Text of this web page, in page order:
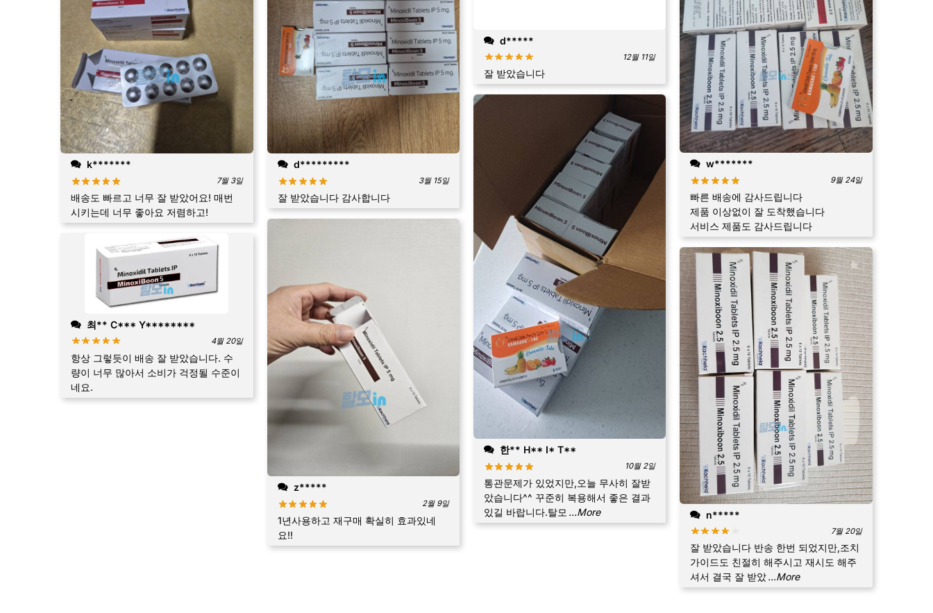
k*******
7월 3일
배송도 빠르고 너무 잘 받았어요! 매번
시키는데 너무 좋아요 저렴하고!
최** C*** Y********
4월 20일
항상 그렇듯이 배송 잘 받았습니다. 수
량이 너무 많아서 소비가 걱정될 수준이
네요.
d*********
3월 15일
잘 받았습니다 감사합니다
z*****
2월 9일
1년사용하고 재구매 확실히 효과있네
요!!
d*****
12월 11일
잘 받았습니다
한** H** I* T**
10월 2일
통관문제가 있었지만,오늘 무사히 잘받
았습니다^^ 꾸준히 복용해서 좋은 결과
있길 바랍니다.탈모 ...More
w*******
9월 24일
빠른 배송에 감사드립니다
제품 이상없이 잘 도착했습니다
서비스 제품도 감사드립니다
n*****
7월 20일
잘 받았습니다 반송 한번 되었지만,조치
가이드도 친절히 해주시고 재시도 해주
셔서 결국 잘 받았...More